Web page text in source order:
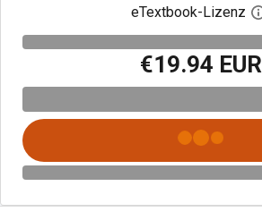
eTextbook-Lizenz
€19.94 EUR